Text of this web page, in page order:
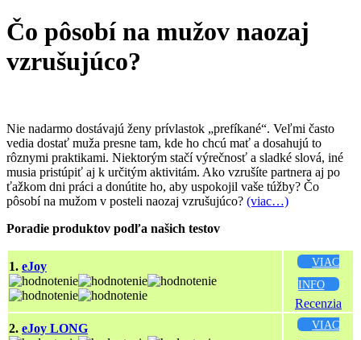
Čo pôsobí na mužov naozaj
vzrušujúco?
Nie nadarmo dostávajú ženy prívlastok „prefíkané“. Veľmi často
vedia dostať muža presne tam, kde ho chcú mať a dosahujú to
rôznymi praktikami. Niektorým stačí výrečnosť a sladké slová, iné
musia pristúpiť aj k určitým aktivitám. Ako vzrušíte partnera aj po
ťažkom dni práci a donútite ho, aby uspokojil vaše túžby? Čo
pôsobí na mužom v posteli naozaj vzrušujúco? (viac…)
Poradie produktov podľa našich testov
1. eJoy
VIAC
INFO
Recenzia
2. eJoy LONG
VIAC